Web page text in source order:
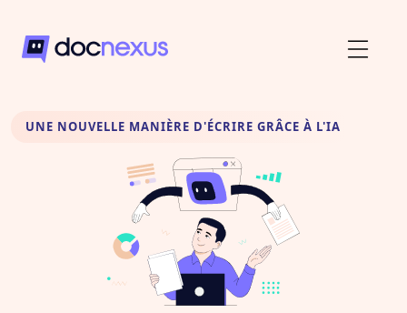
UNE NOUVELLE MANIÈRE D'ÉCRIRE GRÂCE À L'IA